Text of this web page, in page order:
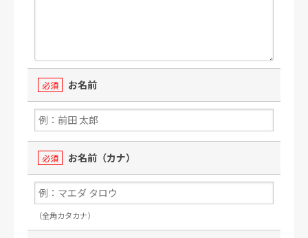
必須 お名前
必須 お名前（カナ）
（全角カタカナ）